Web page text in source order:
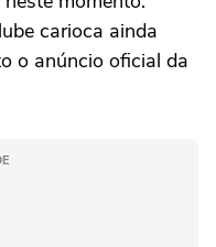
carioca ainda
o anúncio oficial da